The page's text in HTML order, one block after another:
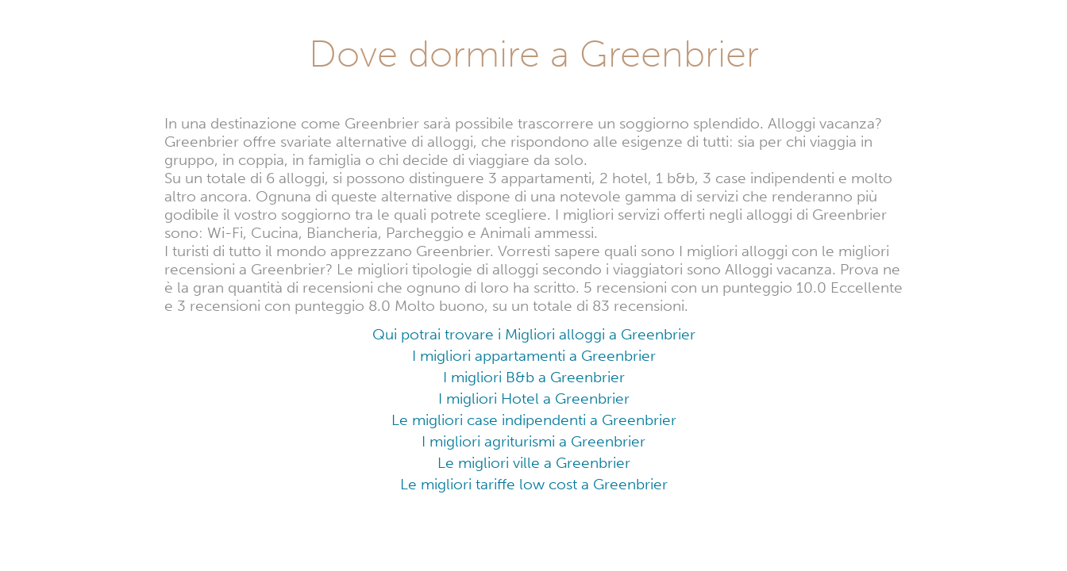
Dove dormire a Greenbrier
In una destinazione come Greenbrier sarà possibile trascorrere un soggiorno splendido. Alloggi vacanza?
Greenbrier offre svariate alternative di alloggi, che rispondono alle esigenze di tutti: sia per chi viaggia in
gruppo, in coppia, in famiglia o chi decide di viaggiare da solo.
Su un totale di 6 alloggi, si possono distinguere 3 appartamenti, 2 hotel, 1 b&b, 3 case indipendenti e molto
altro ancora. Ognuna di queste alternative dispone di una notevole gamma di servizi che renderanno più
godibile il vostro soggiorno tra le quali potrete scegliere. I migliori servizi offerti negli alloggi di Greenbrier
sono: Wi-Fi, Cucina, Biancheria, Parcheggio e Animali ammessi.
I turisti di tutto il mondo apprezzano Greenbrier. Vorresti sapere quali sono I migliori alloggi con le migliori
recensioni a Greenbrier? Le migliori tipologie di alloggi secondo i viaggiatori sono Alloggi vacanza. Prova ne
è la gran quantità di recensioni che ognuno di loro ha scritto. 5 recensioni con un punteggio 10.0 Eccellente
e 3 recensioni con punteggio 8.0 Molto buono, su un totale di 83 recensioni.
Qui potrai trovare i Migliori alloggi a Greenbrier
I migliori appartamenti a Greenbrier
I migliori B&b a Greenbrier
I migliori Hotel a Greenbrier
Le migliori case indipendenti a Greenbrier
I migliori agriturismi a Greenbrier
Le migliori ville a Greenbrier
Le migliori tariffe low cost a Greenbrier